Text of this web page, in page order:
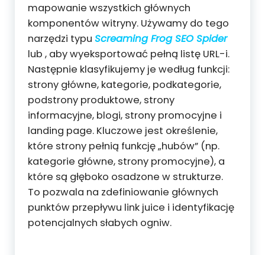
mapowanie wszystkich głównych
komponentów witryny. Używamy do tego
narzędzi typu Screaming Frog SEO Spider
lub , aby wyeksportować pełną listę URL-i.
Następnie klasyfikujemy je według funkcji:
strony główne, kategorie, podkategorie,
podstrony produktowe, strony
informacyjne, blogi, strony promocyjne i
landing page. Kluczowe jest określenie,
które strony pełnią funkcję „hubów” (np.
kategorie główne, strony promocyjne), a
które są głęboko osadzone w strukturze.
To pozwala na zdefiniowanie głównych
punktów przepływu link juice i identyfikację
potencjalnych słabych ogniw.